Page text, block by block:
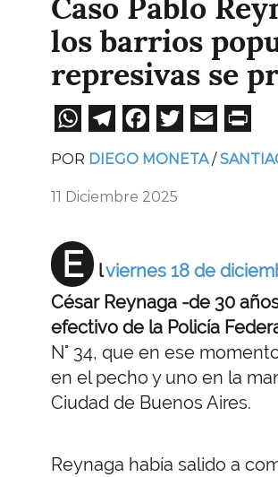
Caso Pablo
los barrios
represivas se
WhatsApp
Telegram
Facebook
Twitter
Email
POR DIEGO MONETA
11 Diciembre 2025
E lviernes 18 de
César Reynaga -de 30
efectivo de la Policía
N° 34, que en ese
en el pecho y uno en la
Ciudad de Buenos Aires.
Reynaga había salido a